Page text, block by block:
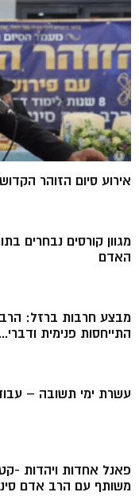
אירוע סיום הזוהר
מגוון קורסים נבחרים
האדם
מבצע חרבות ברזל:
התייחסות פנימית ודברי...
עשרת ימי תשובה –
פאנל אחדות ויהדות -
משותף עם הרב אדם